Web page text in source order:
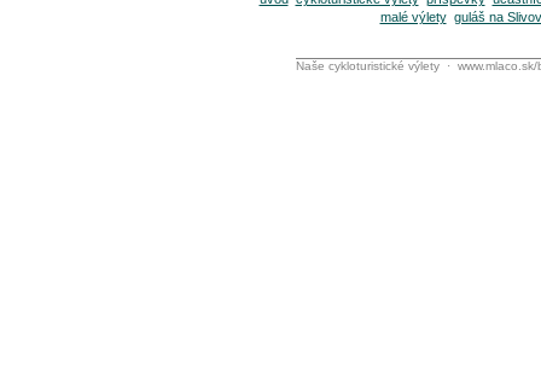
malé výlety guláš na
Naše cykloturistické výlety · www.mlaco.sk/